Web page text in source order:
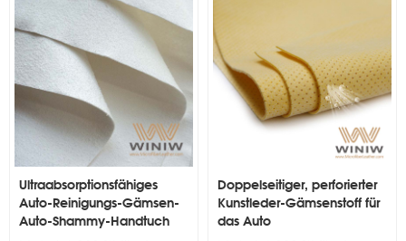
Markenname: WINIW
Mindestbestellmenge: 300
Laufmeter. Vorlaufzeit: 10-
15 Tage. &nbsp;
Laufmeter. Vorlaufzeit: 10-
15 Tage. &nbsp;
Ultraabsorptionsfähiges
Auto-Reinigungs-Gämsen-
Auto-Shammy-Handtuch
Doppelseitiger, perforierter
Kunstleder-Gämsenstoff für
das Auto